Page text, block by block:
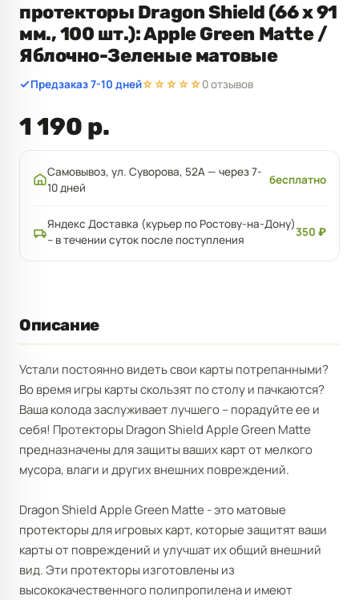
протекторы Dragon Shield (66 х 91
мм., 100 шт.): Apple Green Matte /
Яблочно-Зеленые матовые
Предзаказ 7-10 дней☆☆☆☆☆0 отзывов
1 190 р.
Самовывоз, ул. Суворова, 52А — через 7-
10 дней
бесплатно
Яндекс Доставка (курьер по Ростову-на-Дону)
– в течении суток после поступления
350 ₽
Описание
Устали постоянно видеть свои карты потрепанными?
Во время игры карты скользят по столу и пачкаются?
Ваша колода заслуживает лучшего – порадуйте ее и
себя! Протекторы Dragon Shield Apple Green Matte
предназначены для защиты ваших карт от мелкого
мусора, влаги и других внешних повреждений.
Dragon Shield Apple Green Matte - это матовые
протекторы для игровых карт, которые защитят ваши
карты от повреждений и улучшат их общий внешний
вид. Эти протекторы изготовлены из
высококачественного полипропилена и имеют